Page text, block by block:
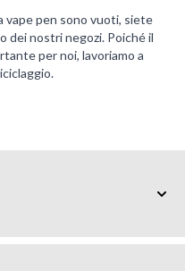
vape pen sono vuoti, siete
nostri negozi. Poiché il
per noi, lavoriamo a